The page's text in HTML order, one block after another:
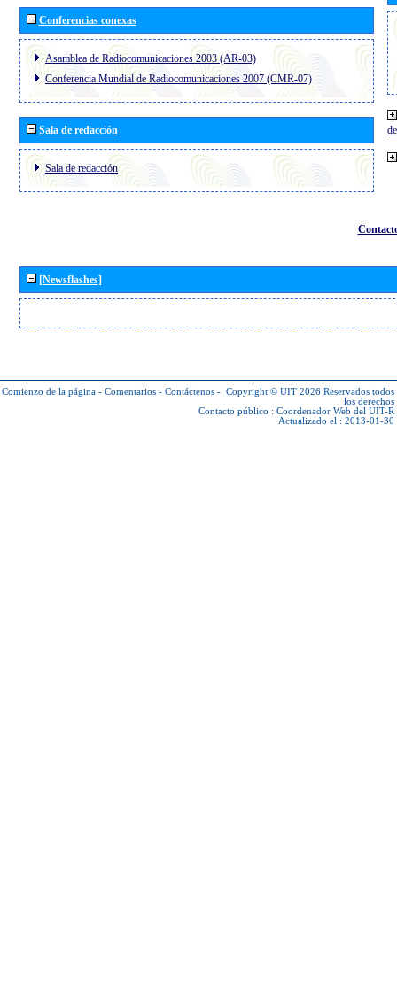
Conferencias conexas
Asamblea de Radiocomunicaciones 2003 (AR-03)
Conferencia Mundial de Radiocomunicaciones 2007 (CMR-07)
Sala de redacción
Sala de redacción
[Newsflashes]
Comienzo de la página - Comentarios - Contáctenos - Copyright © UIT 2026 Reservados todos
los derechos
Contacto público : Coordenador Web del UIT-R
Actualizado el : 2013-01-30